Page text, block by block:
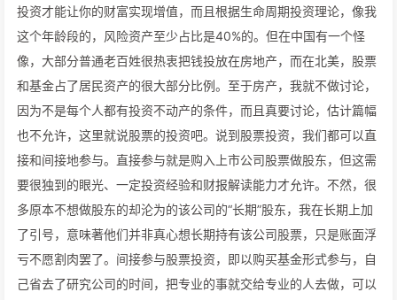
投资才能让你的财富实现增值，而且根据生命周期投资理论，像我
这个年龄段的，风险资产至少占比是40%的。但在中国有一个怪
像，大部分普通老百姓很热衷把钱投放在房地产，而在北美，股票
和基金占了居民资产的很大部分比例。至于房产，我就不做讨论，
因为不是每个人都有投资不动产的条件，而且真要讨论，估计篇幅
也不允许，这里就说股票的投资吧。说到股票投资，我们都可以直
接和间接地参与。直接参与就是购入上市公司股票做股东，但这需
要很独到的眼光、一定投资经验和财报解读能力才允许。不然，很
多原本不想做股东的却沦为的该公司的“长期”股东，我在长期上加
了引号，意味著他们并非真心想长期持有该公司股票，只是账面浮
亏不愿割肉罢了。间接参与股票投资，即以购买基金形式参与，自
己省去了研究公司的时间，把专业的事就交给专业的人去做，可以